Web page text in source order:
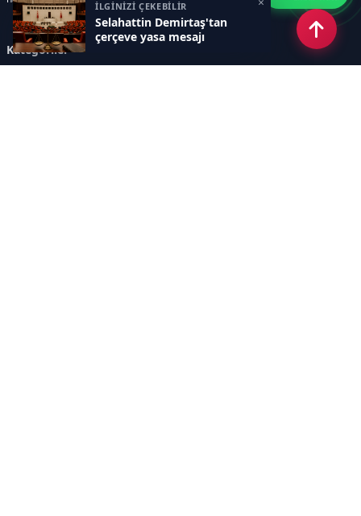
İLGİNİZİ ÇEKEBİLİR
Selahattin Demirtaş'tan
çerçeve yasa mesajı
Kategoriler